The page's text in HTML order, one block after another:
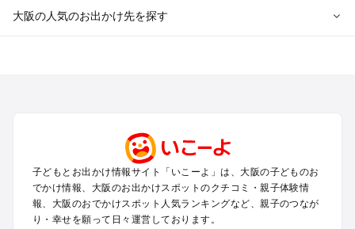
大阪の人気のお出かけ先を探す
梅田・キタ・淀屋橋・本町・福島のプールお出かけ
東大阪・八尾・寝屋川・守口・門真のプールお出かけ
大阪ベイエリア（USJ・南港）のプールお出かけ
なんば・心斎橋・道頓堀・四ツ橋・ミナミのプールお出かけ
天王寺・阿倍野・上本町・長居のプールお出かけ
子どもとお出かけ情報サイト「いこーよ」は、大阪の子どものお
でかけ情報、大阪のお出かけスポットのクチコミ・親子体験情
報、大阪のおでかけスポット人気ランキングなど、親子のつなが
り・幸せを願って日々運営しております。